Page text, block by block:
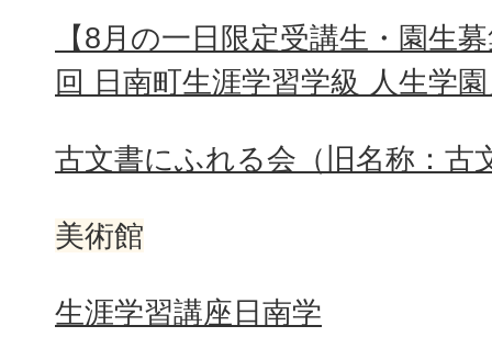
【8月の一日限定受講生・園生
回 日南町生涯学習学級 人生学
古文書にふれる会（旧名称：古
美術館
生涯学習講座日南学